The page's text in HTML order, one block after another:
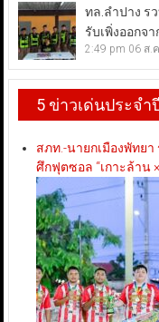
ทล.ลำปาง ร
รับเพิ่งออกจ
2:49 pm 06 ส.
5 ข่าวเด่นประจำ
สภท.-นายกเมืองพัทย
ศึกฟุตซอล “เกาะล้าน